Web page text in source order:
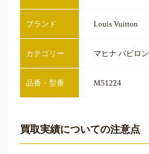
ブランド Louis Vuitton
カテゴリー マヒナ バビロン
品番・型番 M51224
買取実績についての注意点